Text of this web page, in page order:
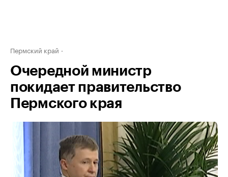
Пермский край
Очередной министр
покидает правительство
Пермского края